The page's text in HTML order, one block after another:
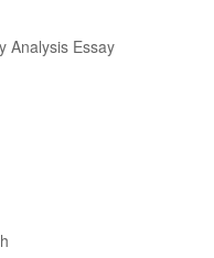
Analysis Essay